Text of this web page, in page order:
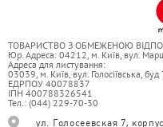
ТОВАРИСТВО З ОБМЕЖЕНОЮ
Юр. Адреса: 04212, м. Київ, вул.
Адреса для листування:
03039, м. Київ, вул. Голосіївська,
ЕДРПОУ 40078837
ІПН 400788326541
Тел.: (044) 229-70-30
ул. Голосеевская 7,